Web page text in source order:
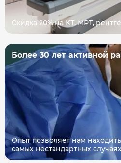
Скидка 20% на КТ, МРТ,
Более 30 лет активной
Опыт позволяет нам
самых нестандартных